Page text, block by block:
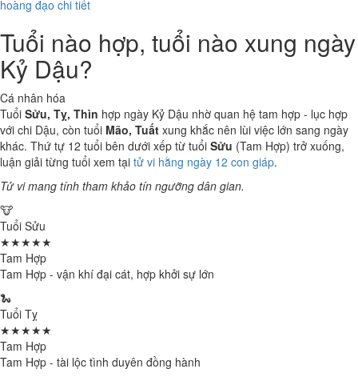
hoàng đạo chi tiết
Tuổi nào hợp, tuổi nào xung ngày
Kỷ Dậu?
Cá nhân hóa
Tuổi Sửu, Tỵ, Thìn hợp ngày Kỷ Dậu nhờ quan hệ tam hợp - lục hợp
với chi Dậu, còn tuổi Mão, Tuất xung khắc nên lùi việc lớn sang ngày
khác. Thứ tự 12 tuổi bên dưới xếp từ tuổi Sửu (Tam Hợp) trở xuống,
luận giải từng tuổi xem tại tử vi hằng ngày 12 con giáp.
Tử vi mang tính tham khảo tín ngưỡng dân gian.
🐮
Tuổi Sửu
★★★★★
Tam Hợp
Tam Hợp - vận khí đại cát, hợp khởi sự lớn
🐍
Tuổi Tỵ
★★★★★
Tam Hợp
Tam Hợp - tài lộc tình duyên đồng hành